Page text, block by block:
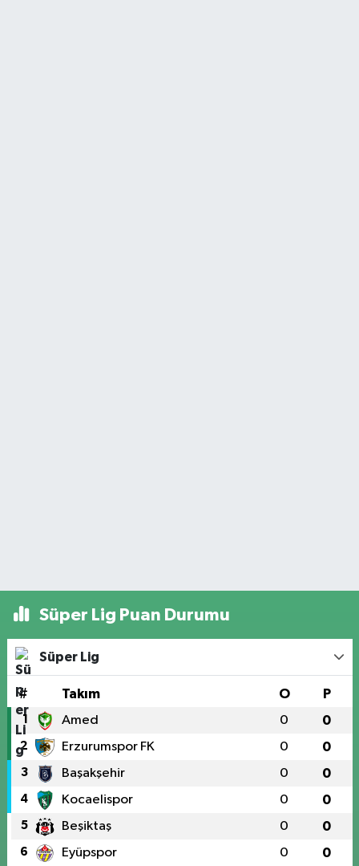
Süper Lig Puan Durumu
Süper Lig
# Takım O P
1 Amed 0 0
2 Erzurumspor FK 0 0
3 Başakşehir 0 0
4 Kocaelispor 0 0
5 Beşiktaş 0 0
6 Eyüpspor 0 0